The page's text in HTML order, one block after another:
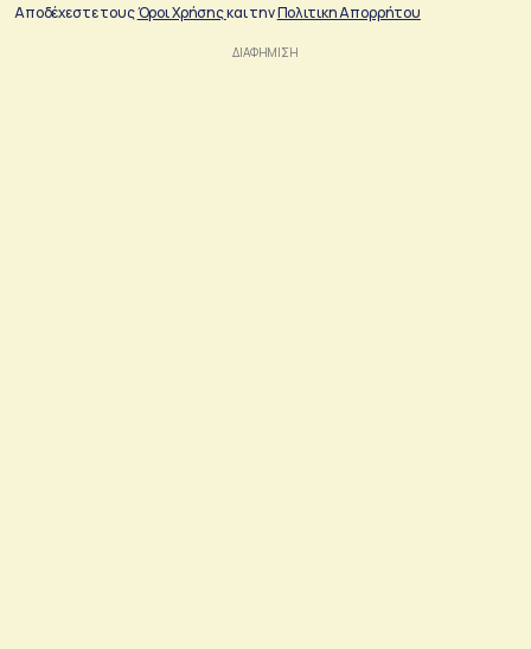
Αποδέχεστε τουςΌροι Χρήσηςκαι τηνΠολιτικη Απορρήτου